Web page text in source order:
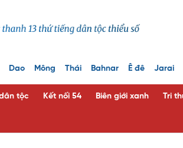
Dao Mông Thái Bahnar Ê đê Jarai
tộc Kết nối 54 Biên giới xanh Tri